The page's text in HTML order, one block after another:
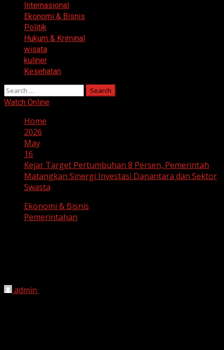
Internasional
Ekonomi & Bisnis
Politik
Hukum & Kriminal
wisata
kuliner
Kesehatan
Search
for:
Watch Online
Home
2026
May
16
Kejar Target Pertumbuhan 8 Persen, Pemerintah
Matangkan Sinergi Investasi Danantara dan Sektor
Swasta
Ekonomi & Bisnis
Pemerintahan
admin